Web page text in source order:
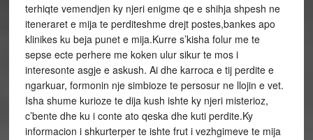
terhiqte vemendjen ky njeri enigme qe e shihja shpesh ne
iteneraret e mija te perditeshme drejt postes,bankes apo
klinikes ku beja punet e mija.Kurre s’kisha folur me te
sepse ecte perhere me koken ulur sikur te mos i
interesonte asgje e askush. Ai dhe karroca e tij perdite e
ngarkuar, formonin nje simbioze te persosur ne llojin e vet.
Isha shume kurioze te dija kush ishte ky njeri misterioz,
c’bente dhe ku i conte ato qeska dhe kuti perdite.Ky
informacion i shkurterper te ishte frut i vezhgimeve te mija